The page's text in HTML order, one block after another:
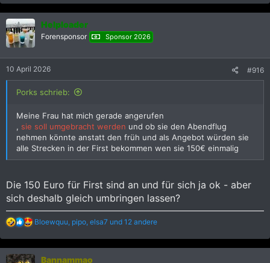
a
k
t
i
o
n
:
Helploader
Forensponsor Sponsor 2026
10 April 2026 #916
Porks schrieb:
Meine Frau hat mich gerade angerufen
, sie soll umgebracht werden und ob sie den Abendflug
nehmen könnte anstatt den früh und als Angebot würden sie
alle Strecken in der First bekommen wen sie 150€ einmalig
Die 150 Euro für First sind an und für sich ja ok - aber
sich deshalb gleich umbringen lassen?
R
a
k
t
Bloewquu pipo elsa7 und 12 andere
Bannammao